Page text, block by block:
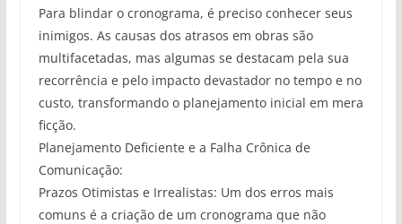
Para blindar o cronograma, é preciso conhecer seus
inimigos. As causas dos atrasos em obras são
multifacetadas, mas algumas se destacam pela sua
recorrência e pelo impacto devastador no tempo e no
custo, transformando o planejamento inicial em mera
ficção.
Planejamento Deficiente e a Falha Crônica de
Comunicação:
Prazos Otimistas e Irrealistas: Um dos erros mais
comuns é a criação de um cronograma que não